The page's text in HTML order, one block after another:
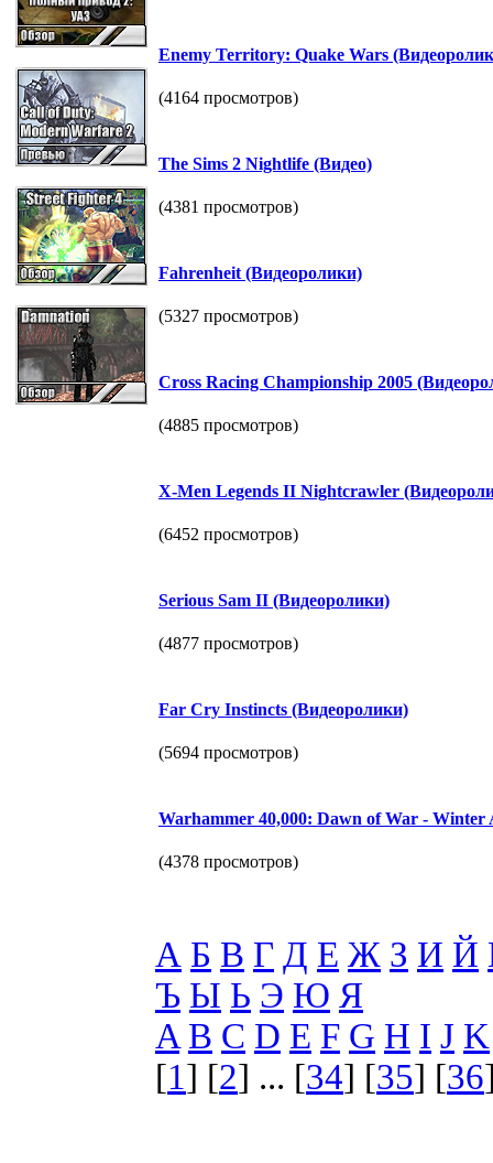
Enemy Territory: Quake Wars
(4164 просмотров)
The Sims 2 Nightlife (Видео)
(4381 просмотров)
Fahrenheit (Видеоролики)
(5327 просмотров)
Cross Racing Championship 2005
(4885 просмотров)
X-Men Legends II Nightcrawler
(6452 просмотров)
Serious Sam II (Видеоролики)
(4877 просмотров)
Far Cry Instincts (Видеоролики)
(5694 просмотров)
Warhammer 40,000: Dawn of War - Winter
(4378 просмотров)
А Б В Г Д Е Ж З И Й
Ъ Ы Ь Э Ю Я
A B C D E F G H I J K
[1] [2] ... [34] [35] [36